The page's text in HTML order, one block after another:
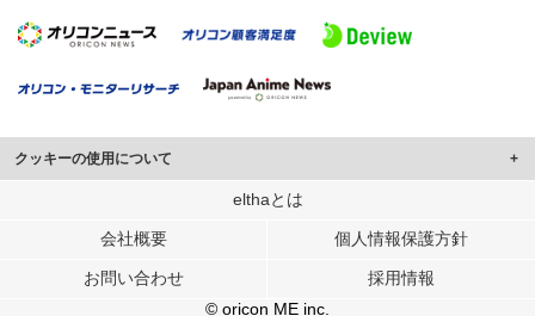
クッキーの使用について
このサイトでは Cookie を使用して、ユーザーに合わせたコンテンツや広告の
行っています。
メディアや広告配信、データ解析の各パートナーに提供しています。
各パートナーは、この情報とユーザーが各パートナーに提供した他の情報や、
elthaとは
会社概要 個人情報保護方針
お問い合わせ
採用情報
© oricon ME inc.